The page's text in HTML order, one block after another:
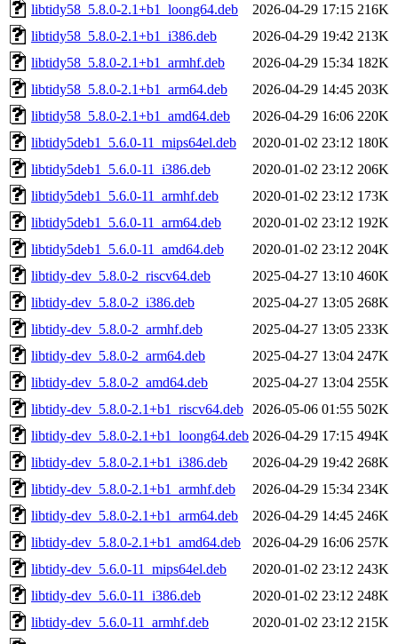
libtidy58_5.8.0-2.1+b1_loong64.deb
2026-04-29 17:15 216K
libtidy58_5.8.0-2.1+b1_i386.deb
2026-04-29 19:42 213K
libtidy58_5.8.0-2.1+b1_armhf.deb
2026-04-29 15:34 182K
libtidy58_5.8.0-2.1+b1_arm64.deb
2026-04-29 14:45 203K
libtidy58_5.8.0-2.1+b1_amd64.deb
2026-04-29 16:06 220K
libtidy5deb1_5.6.0-11_mips64el.deb
2020-01-02 23:12 180K
libtidy5deb1_5.6.0-11_i386.deb
2020-01-02 23:12 206K
libtidy5deb1_5.6.0-11_armhf.deb
2020-01-02 23:12 173K
libtidy5deb1_5.6.0-11_arm64.deb
2020-01-02 23:12 192K
libtidy5deb1_5.6.0-11_amd64.deb
2020-01-02 23:12 204K
libtidy-dev_5.8.0-2_riscv64.deb
2025-04-27 13:10 460K
libtidy-dev_5.8.0-2_i386.deb
2025-04-27 13:05 268K
libtidy-dev_5.8.0-2_armhf.deb
2025-04-27 13:05 233K
libtidy-dev_5.8.0-2_arm64.deb
2025-04-27 13:04 247K
libtidy-dev_5.8.0-2_amd64.deb
2025-04-27 13:04 255K
libtidy-dev_5.8.0-2.1+b1_riscv64.deb
2026-05-06 01:55 502K
libtidy-dev_5.8.0-2.1+b1_loong64.deb 2026-04-29 17:15 494K
libtidy-dev_5.8.0-2.1+b1_i386.deb
2026-04-29 19:42 268K
libtidy-dev_5.8.0-2.1+b1_armhf.deb
2026-04-29 15:34 234K
libtidy-dev_5.8.0-2.1+b1_arm64.deb
2026-04-29 14:45 246K
libtidy-dev_5.8.0-2.1+b1_amd64.deb
2026-04-29 16:06 257K
libtidy-dev_5.6.0-11_mips64el.deb
2020-01-02 23:12 243K
libtidy-dev_5.6.0-11_i386.deb
2020-01-02 23:12 248K
libtidy-dev_5.6.0-11_armhf.deb
2020-01-02 23:12 215K